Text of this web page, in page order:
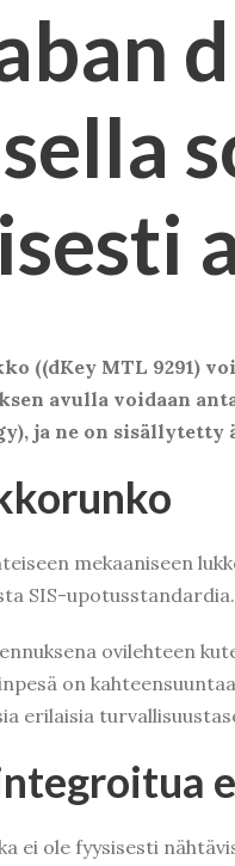
((dKey MTL 9291)
avulla voidaan
ja ne on
mekaaniseen
SIS-
ovilehteen
on
erilaisia
ei ole fyysisesti